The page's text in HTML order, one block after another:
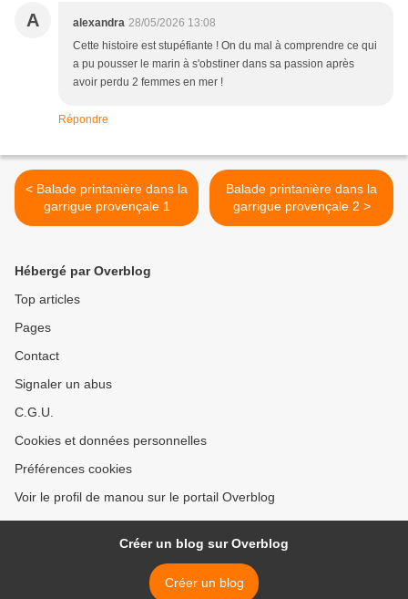
A alexandra 28/05/2026 13:08
Cette histoire est stupéfiante ! On du mal à comprendre ce qui
a pu pousser le marin à s'obstiner dans sa passion après
avoir perdu 2 femmes en mer !
Répondre
< Balade printanière dans la
garrigue provençale 1
Balade printanière dans la
garrigue provençale 2 >
Hébergé par Overblog
Top articles
Pages
Contact
Signaler un abus
C.G.U.
Cookies et données personnelles
Préférences cookies
Voir le profil de manou sur le portail Overblog
Créer un blog sur Overblog
Créer un blog